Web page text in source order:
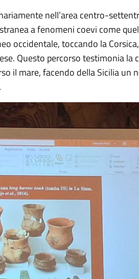
nell’area centro-
a fenomeni coevi come
occidentale, toccando la
Questo percorso testimonia la
il mare, facendo della Sicilia un